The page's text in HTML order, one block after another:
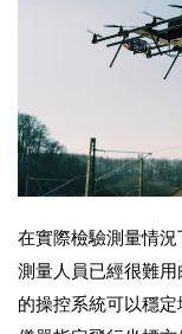
在實際檢驗測量情
測量人員已經很難
的操控系統可以穩